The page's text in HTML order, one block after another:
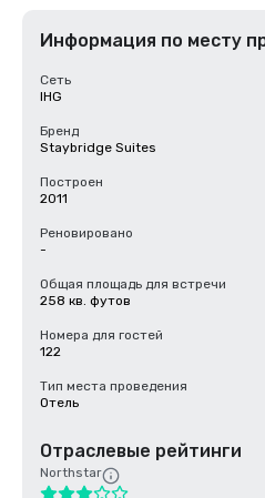
Информация по месту
Сеть
IHG
Бренд
Staybridge Suites
Построен
2011
Реновировано
-
Общая площадь для встречи
258 кв. футов
Номера для гостей
122
Тип места проведения
Отель
Отраслевые рейтинги
Northstar